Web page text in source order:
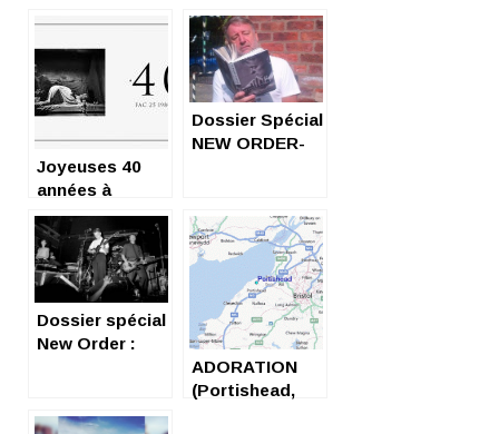
Joyeuses 40
années à
l’album Closer
de Joy Division
! Et de
nombreuses
encore à
venir…..
Dossier Spécial
NEW ORDER-
Dossier spécial
New Order :
ADORATION
(Portishead,